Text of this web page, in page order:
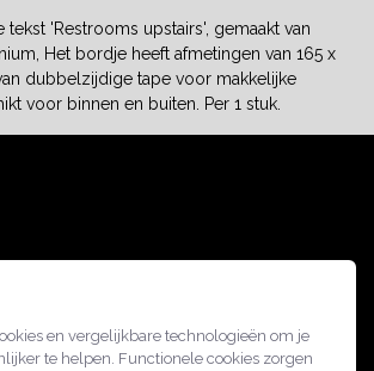
en vergelijkbare technologieën om je
te helpen. Functionele cookies zorgen
'Restrooms upstairs', gemaakt van
Het bordje heeft afmetingen van 165 x
dubbelzijdige tape voor makkelijke
voor binnen en buiten. Per 1 stuk.